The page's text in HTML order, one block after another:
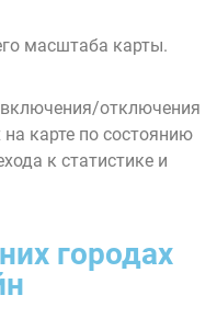
масштаба карты.
отключения
карте по состоянию
к статистике и
городах